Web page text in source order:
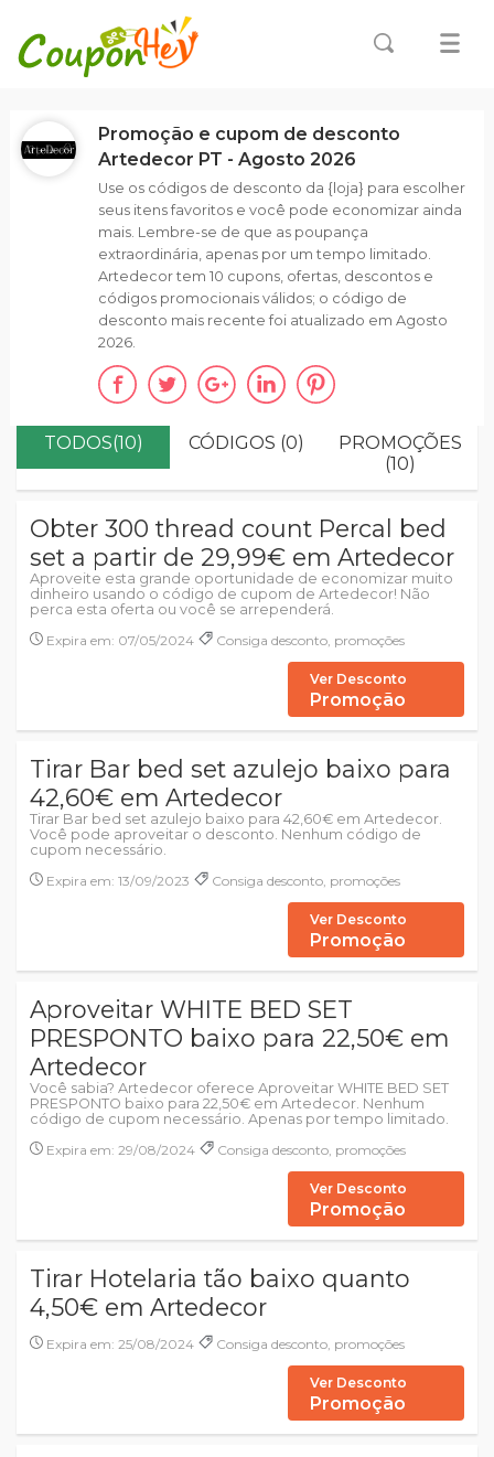
TODOS(10) CÓDIGOS (0)
PROMOÇÕES
(10)
Obter 300 thread count Percal bed
set a partir de 29,99€ em Artedecor
Aproveite esta grande oportunidade de economizar muito
dinheiro usando o código de cupom de Artedecor! Não
perca esta oferta ou você se arrependerá.
Expira em: 07/05/2024
Consiga desconto, promoções
Ver Desconto
Promoção
Tirar Bar bed set azulejo baixo para
42,60€ em Artedecor
Tirar Bar bed set azulejo baixo para 42,60€ em Artedecor.
Você pode aproveitar o desconto. Nenhum código de
cupom necessário.
Expira em: 13/09/2023
Consiga desconto, promoções
Ver Desconto
Promoção
Aproveitar WHITE BED SET
PRESPONTO baixo para 22,50€ em
Artedecor
Você sabia? Artedecor oferece Aproveitar WHITE BED SET
PRESPONTO baixo para 22,50€ em Artedecor. Nenhum
código de cupom necessário. Apenas por tempo limitado.
Expira em: 29/08/2024
Consiga desconto, promoções
Ver Desconto
Promoção
Tirar Hotelaria tão baixo quanto
4,50€ em Artedecor
Expira em: 25/08/2024 Consiga desconto, promoções
Ver Desconto
Promoção
Promoção e cupom de desconto
Artedecor PT - Agosto 2026
Use os códigos de desconto da {loja} para escolher
seus itens favoritos e você pode economizar ainda
mais. Lembre-se de que as poupança
extraordinária, apenas por um tempo limitado.
Artedecor tem 10 cupons, ofertas, descontos e
códigos promocionais válidos; o código de
desconto mais recente foi atualizado em Agosto
2026.